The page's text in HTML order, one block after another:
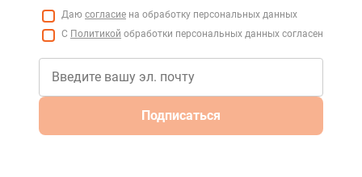
Даю согласие на обработку персональных данных
С Политикой обработки персональных данных согласен
Подписаться